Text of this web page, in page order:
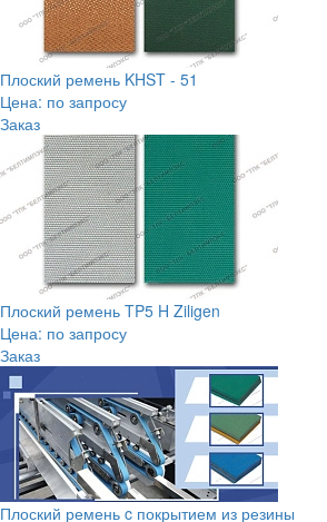
Плоский ремень KHST - 51
Цена: по запросу
Заказ
Плоский ремень TP5 H Ziligen
Цена: по запросу
Заказ
Плоский ремень c покрытием из резины